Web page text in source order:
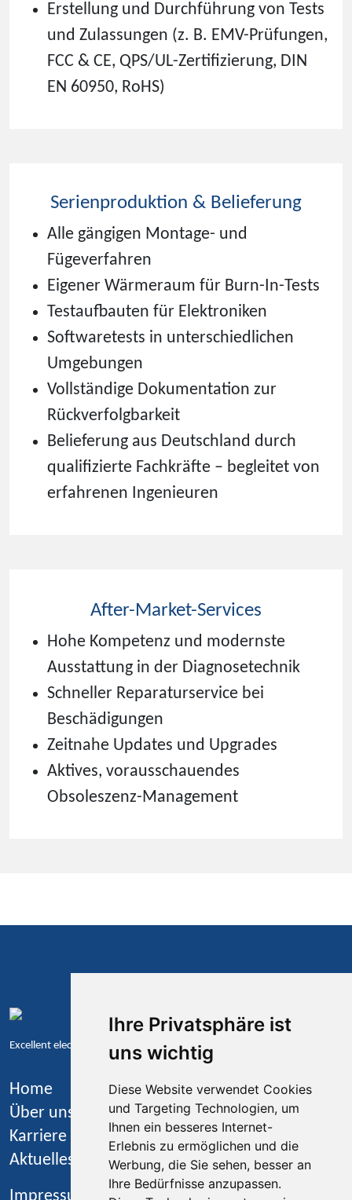
Ihre Privatsphäre ist
uns wichtig
Diese Website verwendet Cookies
und Targeting Technologien, um
Ihnen ein besseres Internet-
Erlebnis zu ermöglichen und die
Werbung, die Sie sehen, besser an
Ihre Bedürfnisse anzupassen.
Erstellung und Durchführung von Tests
und Zulassungen (z. B. EMV-Prüfungen,
FCC & CE, QPS/UL-Zertifizierung, DIN
EN 60950, RoHS)
Serienproduktion & Belieferung
Alle gängigen Montage- und
Fügeverfahren
Eigener Wärmeraum für Burn-In-Tests
Testaufbauten für Elektroniken
Softwaretests in unterschiedlichen
Umgebungen
Vollständige Dokumentation zur
Rückverfolgbarkeit
Belieferung aus Deutschland durch
qualifizierte Fachkräfte – begleitet von
erfahrenen Ingenieuren
After-Market-Services
Hohe Kompetenz und modernste
Ausstattung in der Diagnosetechnik
Schneller Reparaturservice bei
Beschädigungen
Zeitnahe Updates und Upgrades
Aktives, vorausschauendes
Obsoleszenz-Management
Excellent electronics – engineered for tomorrow
Home
Über uns
Karriere
Aktuelles